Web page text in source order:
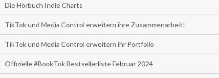
Die Hörbuch Indie Charts
TikTok und Media Control erweitern ihre Zusammenarbeit!
TikTok und Media Control erweitern ihr Portfolio
Offizielle #BookTok Bestsellerliste Februar 2024